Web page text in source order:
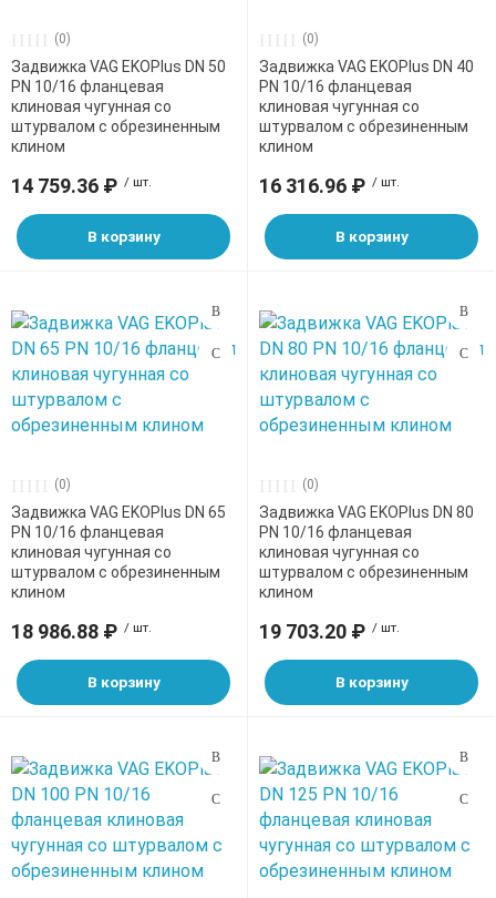
Квадрат
Трубы
Трубы
Профнастил
Профнастил
Профнастил
арматура
Клапаны
Краны
Пожарные
Фильтры
Штоки для
сталь
Трубы
трубы и фитинги
(PPRC)
Трубы сшитый
PERT
(0)
Задвижка VAG EKOPlus DN 50
PN 10/16 фланцевая
клиновая чугунная со
штурвалом с обрезиненным
клином
14 759.36 ₽ / шт.
В корзину
(0)
Задвижка VAG EKOPlus DN 40
PN 10/16 фланцевая
клиновая чугунная со
штурвалом с обрезиненным
клином
16 316.96 ₽ / шт.
В корзину
(0)
Задвижка VAG EKOPlus DN 65
PN 10/16 фланцевая
клиновая чугунная со
штурвалом с обрезиненным
клином
18 986.88 ₽ / шт.
В корзину
(0)
Задвижка VAG EKOPlus DN 80
PN 10/16 фланцевая
клиновая чугунная со
штурвалом с обрезиненным
клином
19 703.20 ₽ / шт.
В корзину